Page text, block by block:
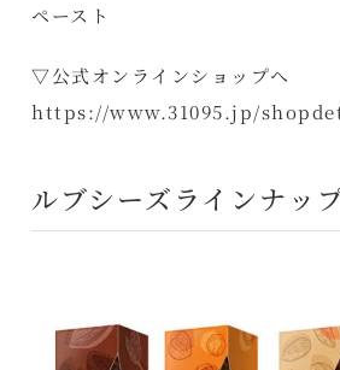
ペースト
▽公式オンラインショップへ
https://www.31095.jp/
ルブシーズラインナッ